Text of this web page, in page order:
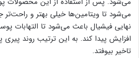
می‌شود تا ویتامین‌ها خیلی بهتر و
نهایی فیشیال باعث می‌شود تا التهابات
افزایش پیدا کند. به این ترتیب روند
تاخیر بیوفتد.